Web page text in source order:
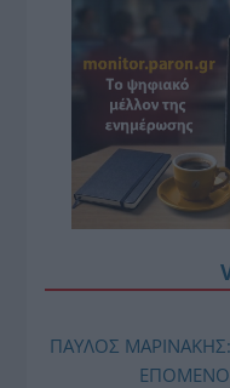
ΠΑΥΛΟΣ
ΕΠΟΜΕΝΟ